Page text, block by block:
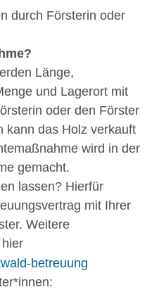
durch Försterin oder
Länge,
und Lagerort mit
oder den Förster
kann das Holz verkauft
wird in der
gemacht.
lassen? Hierfür
mit Ihrer
Weitere
betreuung